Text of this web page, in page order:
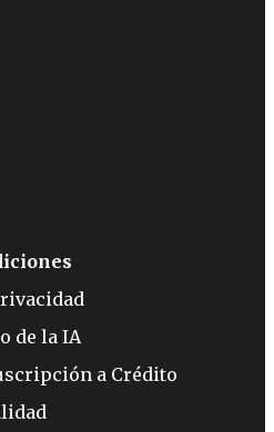
de la IA
a Crédito